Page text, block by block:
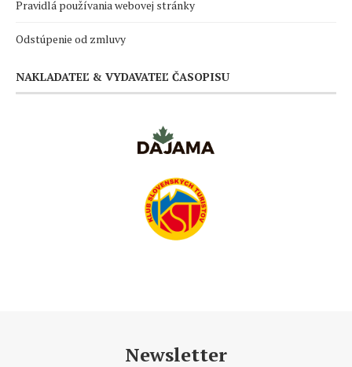
Pravidlá používania webovej stránky
Odstúpenie od zmluvy
NAKLADATEĽ & VYDAVATEĽ ČASOPISU
Newsletter